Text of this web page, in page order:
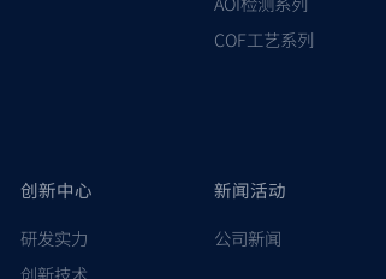
COF工艺系列
创新中心
研发实力
新闻活动
公司新闻